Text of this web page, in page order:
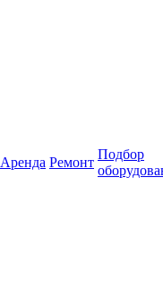
Аренда Ремонт
Подбор